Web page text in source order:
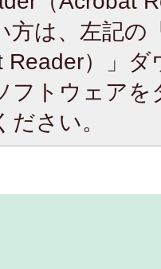
方は、左記の
Reader）」
フトウェア
さい。